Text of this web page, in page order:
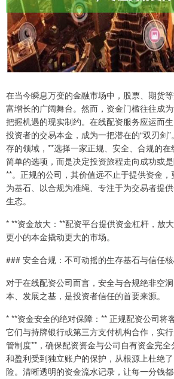
在当今瞬息万变的金融市场中，股票、期货
富增长的广阔舞台。然而，资金门槛往往成为
把握机遇的现实制约。在线配资服务应运而
投资者的交易本金，成为一把潜在的“双刃剑
存的领域，**选择一家正规、安全、合规的
简单的选项，而是决定投资旅程走向成功或
**。正规的公司，其价值远不止于提供资金
为基石、以合规为准绳、专注于为交易者提
生态。
* **资金放大：**配资平台提供资金杠杆，放
更小的本金撬动更大的市场。
### 安全合规：不可动摇的生存基石与信任
对于在线配资公司而言，安全与合规绝非空
本、发展之基，是投资者信任的首要来源。
* **资金安全的绝对保障：** 正规配资公司将
它们与持牌银行或第三方支付机构合作，实
管制度**，确保配资资金与公司自有资金完
和盈利受到独立账户的保护，从根源上杜绝
险。清晰透明的资金流水记录，让每一分钱都